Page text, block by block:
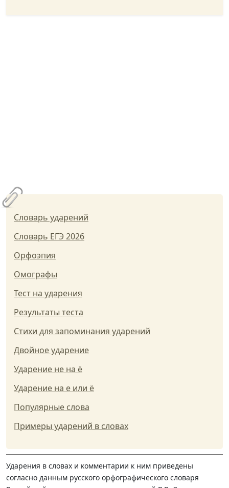
Словарь ударений
Словарь ЕГЭ 2026
Орфоэпия
Омографы
Тест на ударения
Результаты теста
Стихи для запоминания ударений
Двойное ударение
Ударение не на ё
Ударение на е или ё
Популярные слова
Примеры ударений в словах
Ударения в словах и комментарии к ним приведены
согласно данным русского орфографического словаря